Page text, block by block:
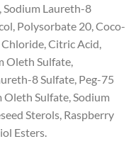
Sodium Laureth-8
Polysorbate 20, Coco-
Citric Acid,
Oleth Sulfate,
8 Sulfate, Peg-75
Oleth Sulfate, Sodium
Sterols, Raspberry
Esters.